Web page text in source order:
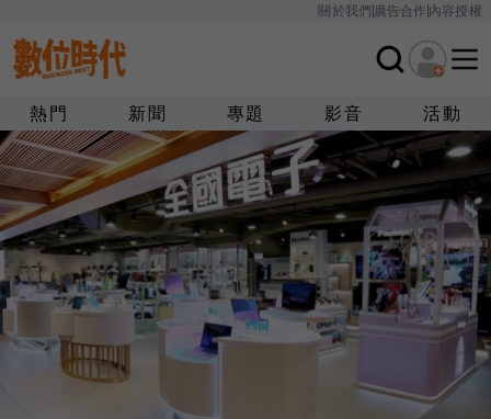
關於我們廣告合作內容授權
熱門 新聞 專題 影音 活動